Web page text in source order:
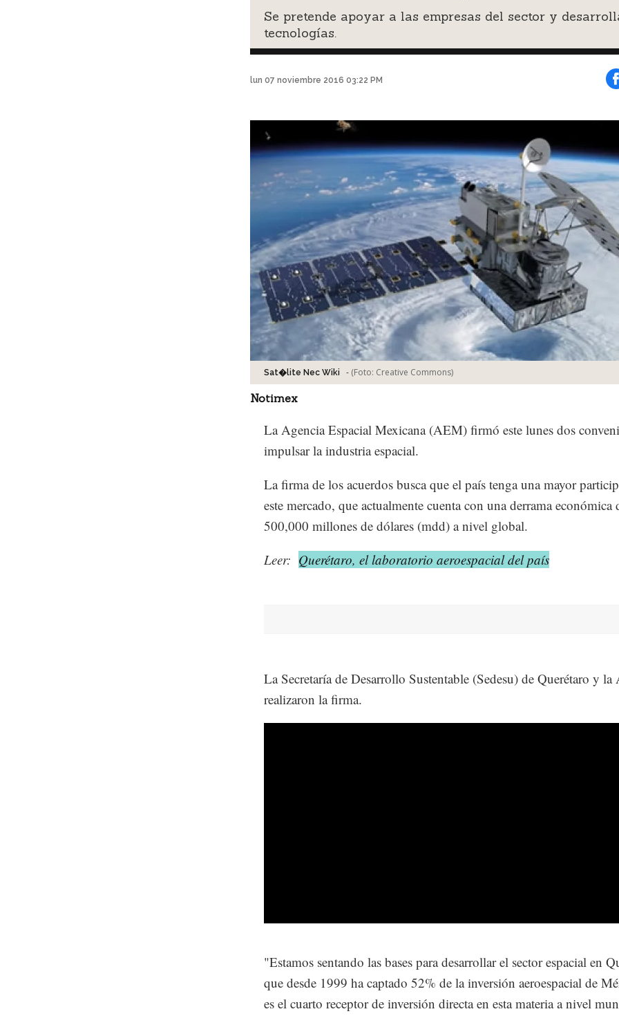
Se pretende apoyar a las empresas del sector y
tecnologías.
lun 07 noviembre 2016 03:22 PM
Sat�lite Nec Wiki - (Foto: Creative Commons)
Notimex
La Agencia Espacial Mexicana (AEM) firmó este lunes dos
impulsar la industria espacial.
La firma de los acuerdos busca que el país tenga una mayor
este mercado, que actualmente cuenta con una derrama económica
500,000 millones de dólares (mdd) a nivel global.
Leer: Querétaro, el laboratorio aeroespacial del país
La Secretaría de Desarrollo Sustentable (Sedesu) de Querétaro y
realizaron la firma.
"Estamos sentando las bases para desarrollar el sector espacial en
que desde 1999 ha captado 52% de la inversión aeroespacial de
es el cuarto receptor de inversión directa en esta materia a nivel